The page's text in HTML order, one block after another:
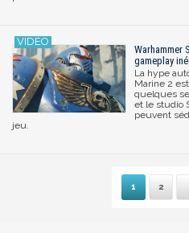
Warhammer
gameplay
La hype
Marine 2
quelques
et le studio
peuvent
jeu.
1 2
Suivante